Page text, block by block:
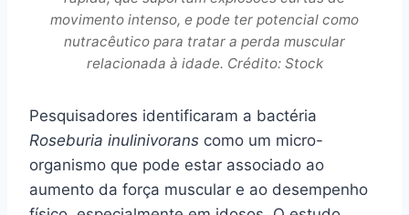
movimento intenso, e pode ter potencial como
nutracêutico para tratar a perda muscular
relacionada à idade. Crédito: Stock
Pesquisadores identificaram a bactéria
Roseburia inulinivorans como um micro-
organismo que pode estar associado ao
aumento da força muscular e ao desempenho